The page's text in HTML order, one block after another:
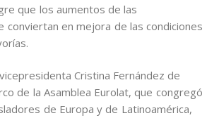
que los aumentos de las
conviertan en mejora de las condiciones
Cristina Fernández de
de la Asamblea Eurolat, que congregó
de Europa y de Latinoamérica,